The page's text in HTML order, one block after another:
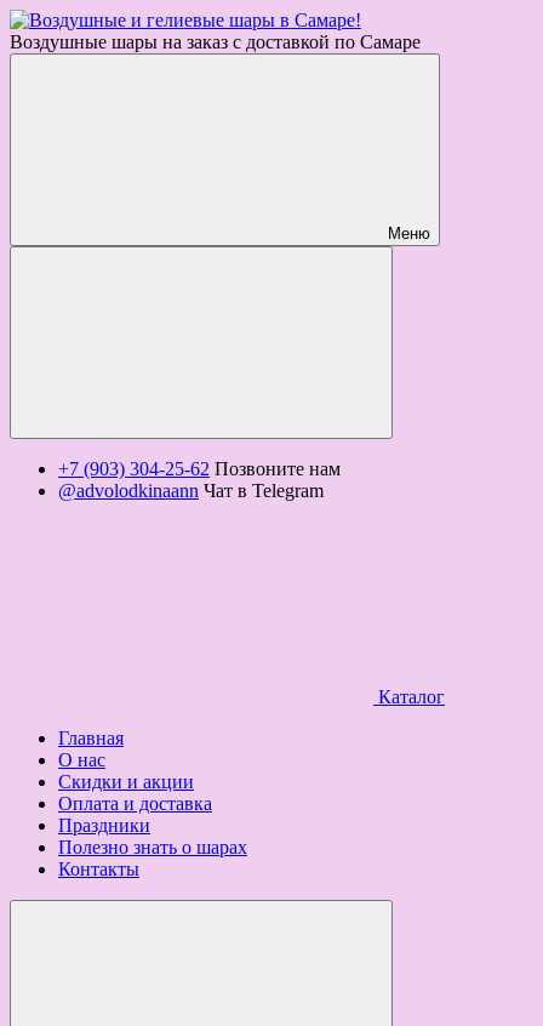
Воздушные шары на заказ с доставкой по Самаре
Меню
+7 (903) 304-25-62 Позвоните нам
@advolodkinaann Чат в Telegram
Каталог
Главная
О нас
Скидки и акции
Оплата и доставка
Праздники
Полезно знать о шарах
Контакты